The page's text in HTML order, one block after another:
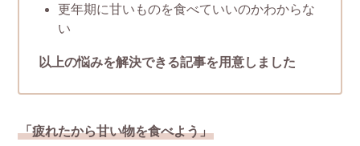
更年期に甘いものを食べていいのかわからな
い
以上の悩みを解決できる記事を用意しました
「疲れたから甘い物を食べよう」